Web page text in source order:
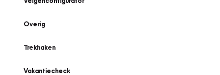
Overig
Trekhaken
Vakantiecheck